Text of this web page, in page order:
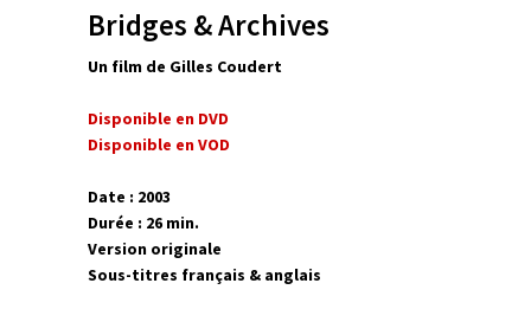
Bridges & Archives
Un film de Gilles Coudert
Disponible en DVD
Disponible en VOD
Date : 2003
Durée : 26 min.
Version originale
Sous-titres français & anglais